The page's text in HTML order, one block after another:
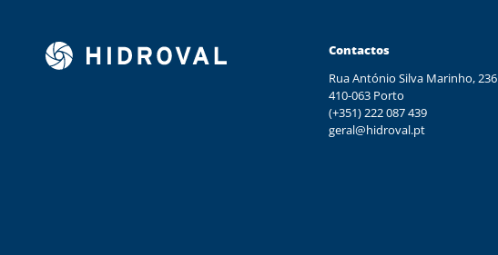
Contactos
Rua António Silva Marinho, 236
410-063 Porto
(+351) 222 087 439
geral@hidroval.pt